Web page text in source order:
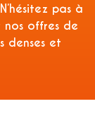
pas à
nos offres de
denses et